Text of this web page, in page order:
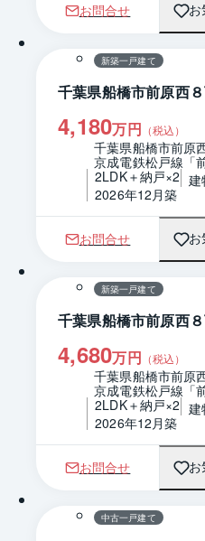
お問合せ お
新築一戸建て
千葉県船橋市前原西
4,180万円 （税込）
千葉県船橋市前原
京成電鉄松戸線「
2LDK＋納戸×2 建
2026年12月築
お問合せ お
新築一戸建て
千葉県船橋市前原西
4,680万円 （税込）
千葉県船橋市前原
京成電鉄松戸線「
2LDK＋納戸×2 建
2026年12月築
お問合せ お
中古一戸建て